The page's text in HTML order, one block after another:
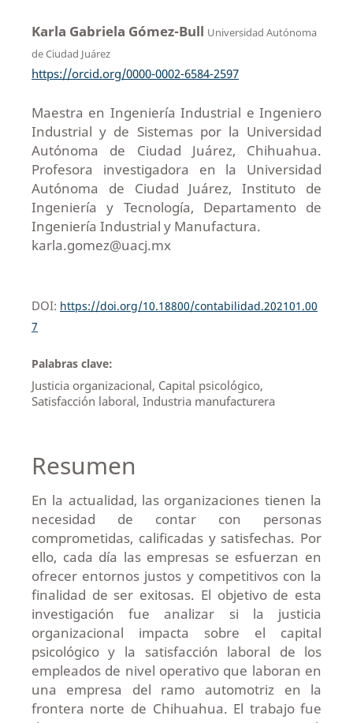
Karla Gabriela Gómez-Bull Universidad Autónoma
de Ciudad Juárez
https://orcid.org/0000-0002-6584-2597
Maestra en Ingeniería Industrial e Ingeniero
Industrial y de Sistemas por la Universidad
Autónoma de Ciudad Juárez, Chihuahua.
Profesora investigadora en la Universidad
Autónoma de Ciudad Juárez, Instituto de
Ingeniería y Tecnología, Departamento de
Ingeniería Industrial y Manufactura.
karla.gomez@uacj.mx
DOI: https://doi.org/10.18800/contabilidad.202101.00
7
Palabras clave:
Justicia organizacional, Capital psicológico,
Satisfacción laboral, Industria manufacturera
Resumen
En la actualidad, las organizaciones tienen la
necesidad de contar con personas
comprometidas, calificadas y satisfechas. Por
ello, cada día las empresas se esfuerzan en
ofrecer entornos justos y competitivos con la
finalidad de ser exitosas. El objetivo de esta
investigación fue analizar si la justicia
organizacional impacta sobre el capital
psicológico y la satisfacción laboral de los
empleados de nivel operativo que laboran en
una empresa del ramo automotriz en la
frontera norte de Chihuahua. El trabajo fue